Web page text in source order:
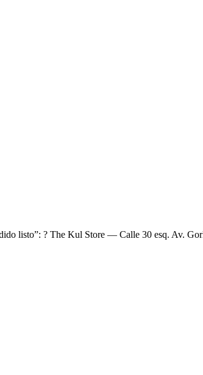
listo”: ? The Kul Store — Calle 30 esq. Av.